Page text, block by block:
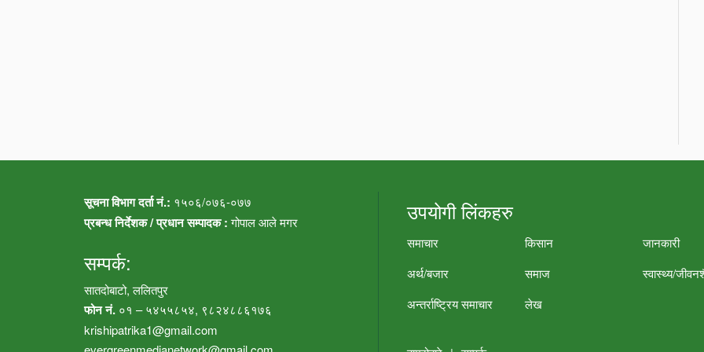
सूचना विभाग दर्ता नं.: १५०६/०७६-०७७
प्रबन्ध निर्देशक / प्रधान सम्पादक :गोपाल आले मगर
सम्पर्क:
सातदोबाटो, ललितपुर
फोन नं. ०१ – ५४५५८५४, ९८२४८८६१७६
krishipatrika1@gmail.com
उपयोगी लिंकहरु
समाचार किसान
जानकारी
अर्थ/बजार
समाज
स्वास्थ्य/
अन्तर्राष्ट्रिय समाचार
लेख